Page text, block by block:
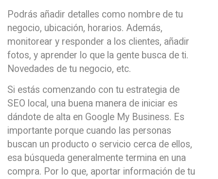
Podrás añadir detalles como nombre de tu
negocio, ubicación, horarios. Además,
monitorear y responder a los clientes, añadir
fotos, y aprender lo que la gente busca de ti.
Novedades de tu negocio, etc.
Si estás comenzando con tu estrategia de
SEO local, una buena manera de iniciar es
dándote de alta en Google My Business. Es
importante porque cuando las personas
buscan un producto o servicio cerca de ellos,
esa búsqueda generalmente termina en una
compra. Por lo que, aportar información de tu